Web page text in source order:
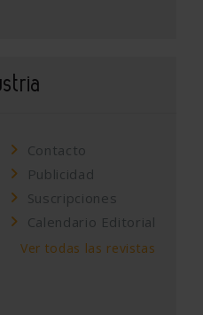
Contacto
Publicidad
Suscripciones
Calendario Editorial
Ver todas las revistas